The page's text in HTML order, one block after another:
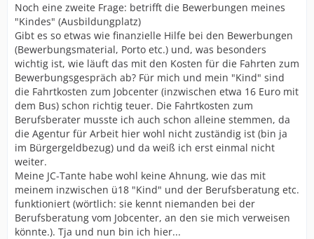
Noch eine zweite Frage: betrifft die Bewerbungen meines
"Kindes" (Ausbildungplatz)
Gibt es so etwas wie finanzielle Hilfe bei den Bewerbungen
(Bewerbungsmaterial, Porto etc.) und, was besonders
wichtig ist, wie läuft das mit den Kosten für die Fahrten zum
Bewerbungsgespräch ab? Für mich und mein "Kind" sind
die Fahrtkosten zum Jobcenter (inzwischen etwa 16 Euro mit
dem Bus) schon richtig teuer. Die Fahrtkosten zum
Berufsberater musste ich auch schon alleine stemmen, da
die Agentur für Arbeit hier wohl nicht zuständig ist (bin ja
im Bürgergeldbezug) und da weiß ich erst einmal nicht
weiter.
Meine JC-Tante habe wohl keine Ahnung, wie das mit
meinem inzwischen ü18 "Kind" und der Berufsberatung etc.
funktioniert (wörtlich: sie kennt niemanden bei der
Berufsberatung vom Jobcenter, an den sie mich verweisen
könnte.). Tja und nun bin ich hier...